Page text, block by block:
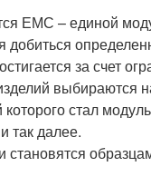
ЕМС – единой
добиться
за счет
выбираются
стал
так далее.